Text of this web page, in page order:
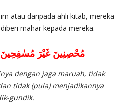
atau daripada ahli kitab, mereka
mahar kepada mereka.
مُحْصِنِينَ غَيْرَ مُسٰفِحِينَ
dengan jaga maruah, tidak
tidak (pula) menjadikannya
gundik.